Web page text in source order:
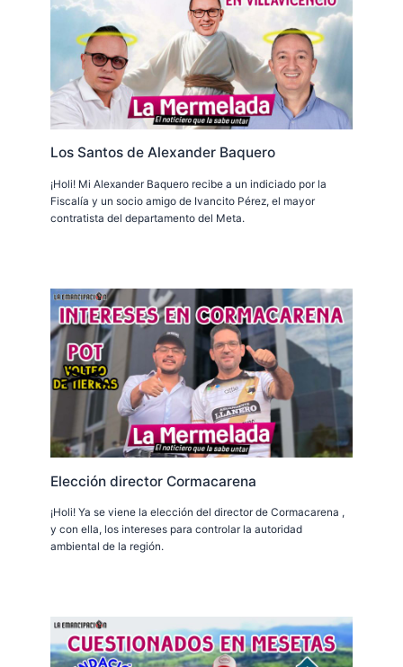
Los Santos de Alexander Baquero
¡Holi! Mi Alexander Baquero recibe a un indiciado por la
Fiscalía y un socio amigo de Ivancito Pérez, el mayor
contratista del departamento del Meta.
Elección director Cormacarena
¡Holi! Ya se viene la elección del director de Cormacarena ,
y con ella, los intereses para controlar la autoridad
ambiental de la región.